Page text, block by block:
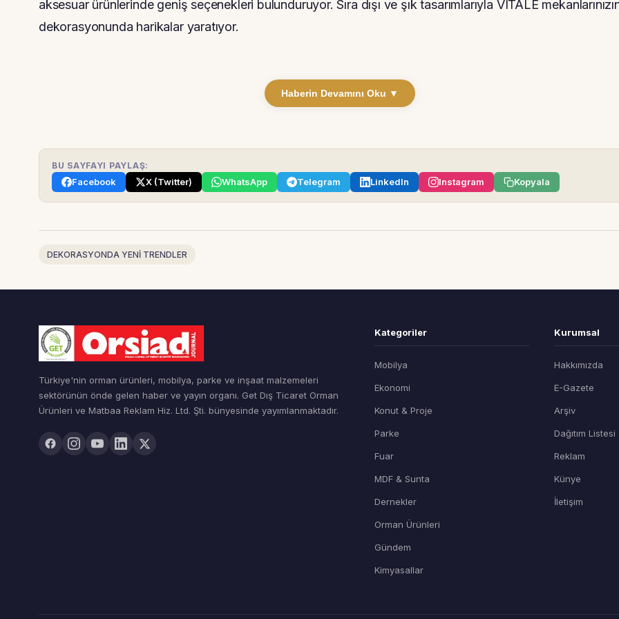
aksesuar ürünlerinde geniş seçenekleri bulunduruyor. Sıra dışı ve şık tasarımlarıyla VITALE
dekorasyonunda harikalar yaratıyor.
Haberin Devamını Oku ▼
BU SAYFAYI PAYLAŞ:
Facebook X (Twitter) WhatsApp Telegram LinkedIn Instagram Kopyala
DEKORASYONDA YENİ TRENDLER
Türkiye'nin orman ürünleri, mobilya, parke ve inşaat malzemeleri
sektörünün önde gelen haber ve yayın organı. Get Dış Ticaret Orman
Ürünleri ve Matbaa Reklam Hiz. Ltd. Şti. bünyesinde yayımlanmaktadır.
Kategoriler
Mobilya
Ekonomi
Konut & Proje
Parke
Fuar
MDF & Sunta
Dernekler
Orman Ürünleri
Gündem
Kimyasallar
Kurumsal
Hakkımızda
E-Gazete
Arşiv
Dağıtım Listesi
Reklam
Künye
İletişim